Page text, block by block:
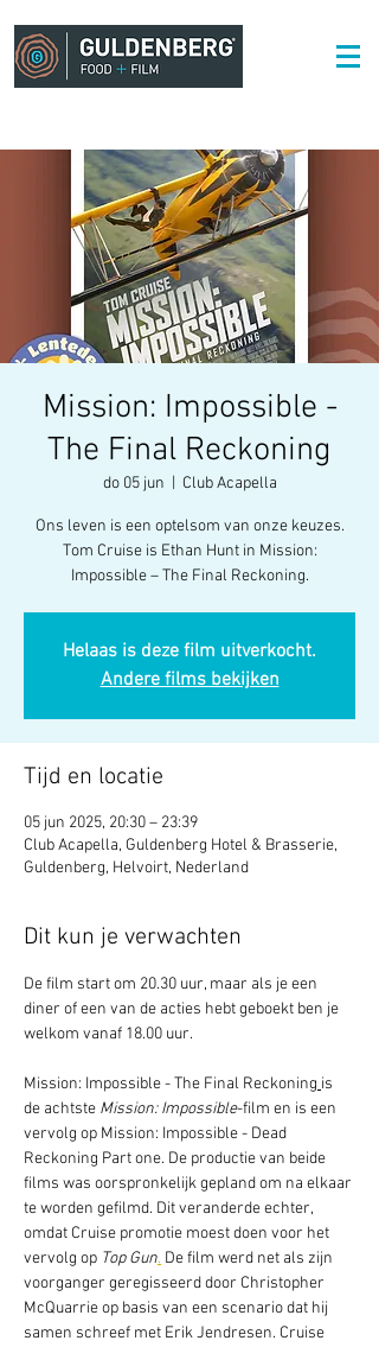
Mission: Impossible -
The Final Reckoning
do 05 jun Club Acapella
Ons leven is een optelsom van onze keuzes.
Tom Cruise is Ethan Hunt in Mission:
Impossible – The Final Reckoning.
Helaas is deze film uitverkocht.
Andere films bekijken
Tijd en locatie
05 jun 2025, 20:30 – 23:39
Club Acapella, Guldenberg Hotel & Brasserie,
Guldenberg, Helvoirt, Nederland
Dit kun je verwachten
De film start om 20.30 uur, maar als je een
diner of een van de acties hebt geboekt ben je
welkom vanaf 18.00 uur.
Mission: Impossible - The Final Reckoning is
de achtste Mission: Impossible-film en is een
vervolg op Mission: Impossible - Dead
Reckoning Part one. De productie van beide
films was oorspronkelijk gepland om na elkaar
te worden gefilmd. Dit veranderde echter,
omdat Cruise promotie moest doen voor het
vervolg op Top Gun. De film werd net als zijn
voorganger geregisseerd door Christopher
McQuarrie op basis van een scenario dat hij
samen schreef met Erik Jendresen. Cruise